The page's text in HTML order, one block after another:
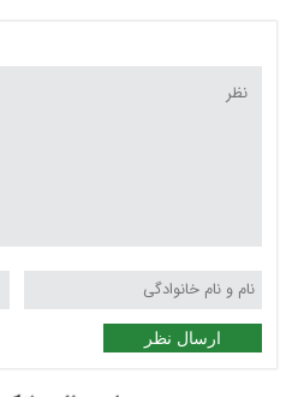
ارسال نظر